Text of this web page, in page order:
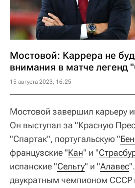
Мостовой: Каррера не
внимания в матче легенд
15 августа 2023, 16:25
Мостовой завершил карьеру
Он выступал за "Красную
"Спартак", португальскую "
французские "Кан" и "
испанские "Сельту" и "Алавес
двукратным чемпионом СССР